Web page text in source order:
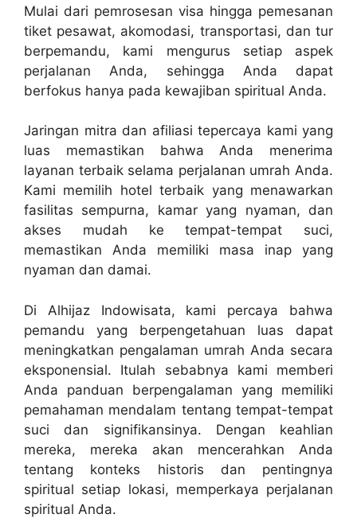
Mulai dari pemrosesan visa hingga pemesanan
tiket pesawat, akomodasi, transportasi, dan tur
berpemandu, kami mengurus setiap aspek
perjalanan Anda, sehingga Anda dapat
berfokus hanya pada kewajiban spiritual Anda.
Jaringan mitra dan afiliasi tepercaya kami yang
luas memastikan bahwa Anda menerima
layanan terbaik selama perjalanan umrah Anda.
Kami memilih hotel terbaik yang menawarkan
fasilitas sempurna, kamar yang nyaman, dan
akses mudah ke tempat-tempat suci,
memastikan Anda memiliki masa inap yang
nyaman dan damai.
Di Alhijaz Indowisata, kami percaya bahwa
pemandu yang berpengetahuan luas dapat
meningkatkan pengalaman umrah Anda secara
eksponensial. Itulah sebabnya kami memberi
Anda panduan berpengalaman yang memiliki
pemahaman mendalam tentang tempat-tempat
suci dan signifikansinya. Dengan keahlian
mereka, mereka akan mencerahkan Anda
tentang konteks historis dan pentingnya
spiritual setiap lokasi, memperkaya perjalanan
spiritual Anda.